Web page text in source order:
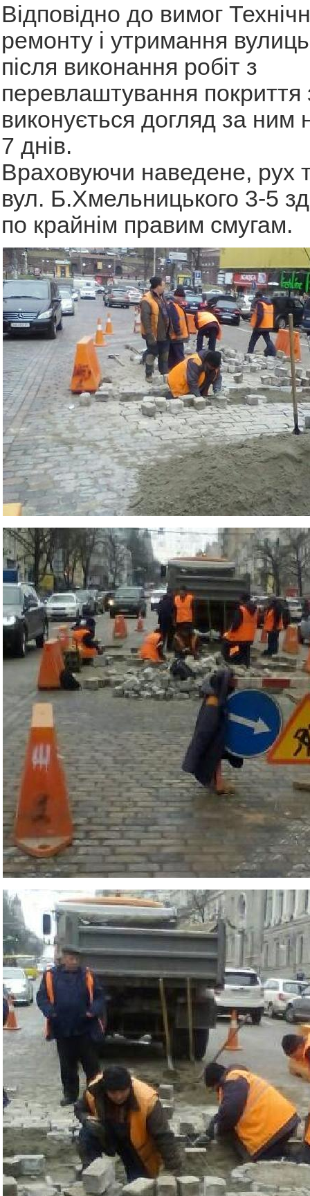
Відповідно до вимог
ремонту і утримання вулиць
після виконання робіт з
перевлаштування покриття
виконується догляд за ним
7 днів.
Враховуючи наведене, рух
вул. Б.Хмельницького 3-5
по крайнім правим смугам.